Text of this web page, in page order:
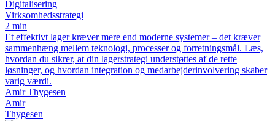
Digitalisering
Virksomhedsstrategi
2 min
Et effektivt lager kræver mere end moderne systemer – det kræver
sammenhæng mellem teknologi, processer og forretningsmål. Læs,
hvordan du sikrer, at din lagerstrategi understøttes af de rette
løsninger, og hvordan integration og medarbejderinvolvering skaber
varig værdi.
Amir Thygesen
Amir
Thygesen